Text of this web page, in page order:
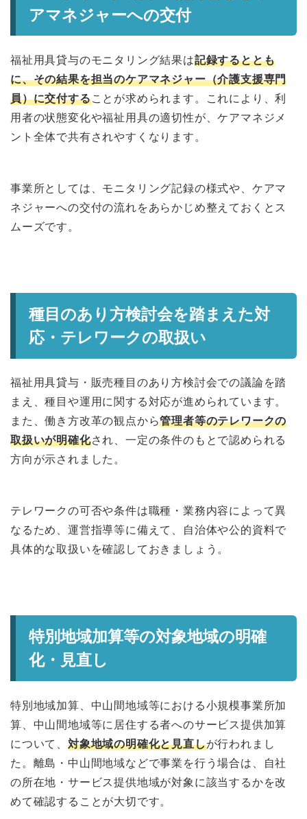
アマネジャーへの交付
福祉用具貸与のモニタリング結果は記録するととも
に、その結果を担当のケアマネジャー（介護支援専門
員）に交付することが求められます。これにより、利
用者の状態変化や福祉用具の適切性が、ケアマネジメ
ント全体で共有されやすくなります。
事業所としては、モニタリング記録の様式や、ケアマ
ネジャーへの交付の流れをあらかじめ整えておくとス
ムーズです。
種目のあり方検討会を踏まえた対
応・テレワークの取扱い
福祉用具貸与・販売種目のあり方検討会での議論を踏
まえ、種目や運用に関する対応が進められています。
また、働き方改革の観点から管理者等のテレワークの
取扱いが明確化され、一定の条件のもとで認められる
方向が示されました。
テレワークの可否や条件は職種・業務内容によって異
なるため、運営指導等に備えて、自治体や公的資料で
具体的な取扱いを確認しておきましょう。
特別地域加算等の対象地域の明確
化・見直し
特別地域加算、中山間地域等における小規模事業所加
算、中山間地域等に居住する者へのサービス提供加算
について、 対象地域の明確化と見直しが行われまし
た。離島・中山間地域などで事業を行う場合は、自社
の所在地・サービス提供地域が対象に該当するかを改
めて確認することが大切です。